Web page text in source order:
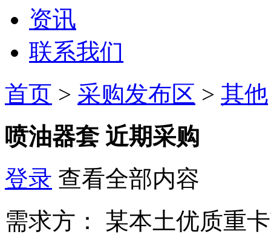
资讯
联系我们
首页 > 采购发布区 > 其他
喷油器套 近期采购
登录 查看全部内容
需求方：
某本土优质重